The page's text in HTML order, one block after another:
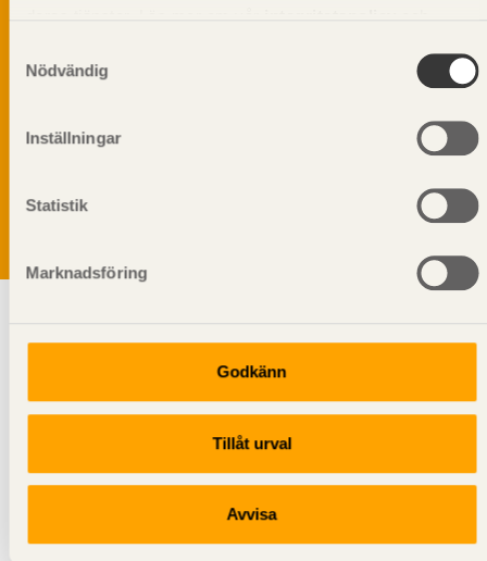
Nödvändig
Inställningar
Statistik
Marknadsföring
Godkänn
Tillåt urval
Avvisa
personuppgifter alltid hanteras på ett ansvarsfullt sätt.
Svenskt Trä sprider kunskap om trä, träprodukter och
träbyggande för att främja ett hållbart samhälle och
en livskraftig sågverksnäring. Det gör vi genom att